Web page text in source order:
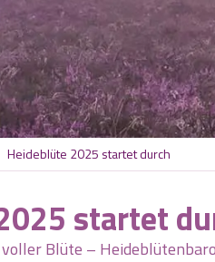
Heideblüte 2025 startet durch
startet
Blüte –